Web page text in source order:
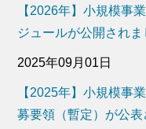
【2026年】小規模事
ジュールが公開されま
2025年09月01日
【2025年】小規模事
募要領（暫定）が公表